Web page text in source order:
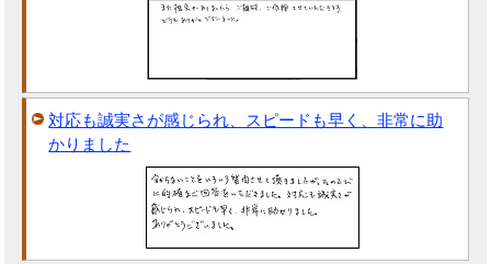
対応も誠実さが感じられ、スピードも早く、非常に助
かりました